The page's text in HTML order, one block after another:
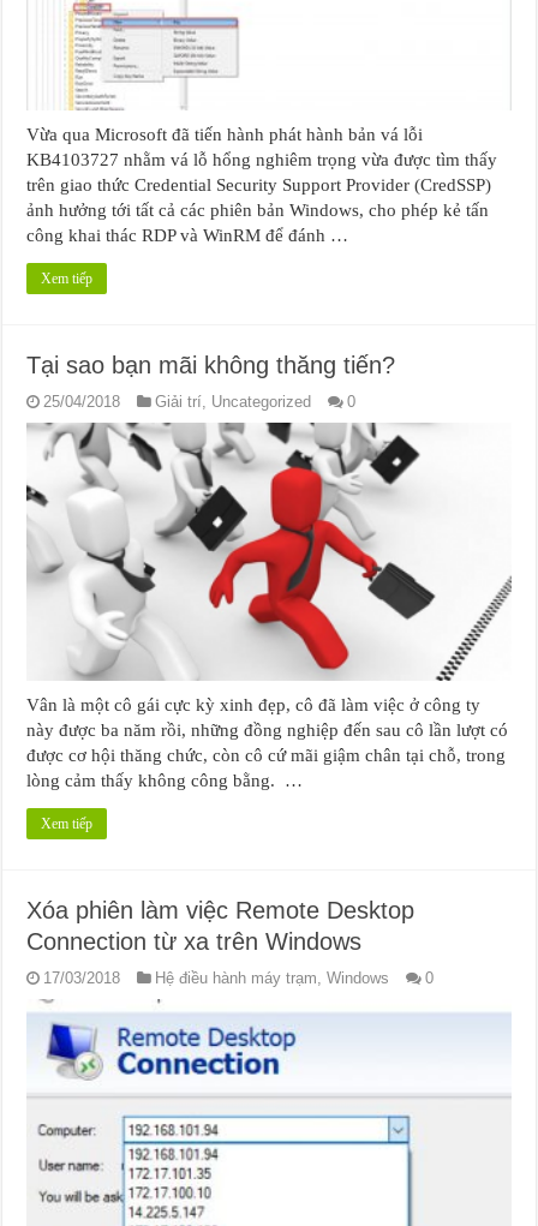
Vừa qua Microsoft đã tiến hành phát hành bản vá lỗi
KB4103727 nhằm vá lỗ hổng nghiêm trọng vừa được tìm thấy
trên giao thức Credential Security Support Provider (CredSSP)
ảnh hưởng tới tất cả các phiên bản Windows, cho phép kẻ tấn
công khai thác RDP và WinRM để đánh …
Xem tiếp
Tại sao bạn mãi không thăng tiến?
25/04/2018 Giải trí, Uncategorized 0
Vân là một cô gái cực kỳ xinh đẹp, cô đã làm việc ở công ty
này được ba năm rồi, những đồng nghiệp đến sau cô lần lượt có
được cơ hội thăng chức, còn cô cứ mãi giậm chân tại chỗ, trong
lòng cảm thấy không công bằng. …
Xem tiếp
Xóa phiên làm việc Remote Desktop
Connection từ xa trên Windows
17/03/2018 Hệ điều hành máy trạm,Windows 0